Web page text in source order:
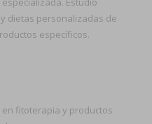
dietas personalizadas de
específicos.
fitoterapia y productos